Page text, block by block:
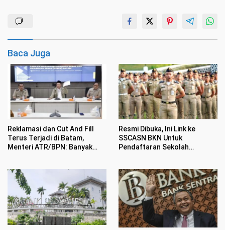
Baca Juga
Reklamasi dan Cut And Fill
Terus Terjadi di Batam,
Menteri ATR/BPN: Banyak
Resmi Dibuka, Ini Link ke
SSCASN BKN Untuk
Pendaftaran Sekolah